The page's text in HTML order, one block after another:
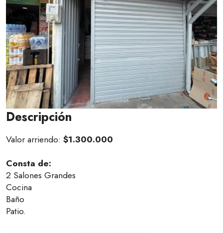
Descripción
Valor arriendo: $1.300.000
Consta de:
2 Salones Grandes
Cocina
Baño
Patio.